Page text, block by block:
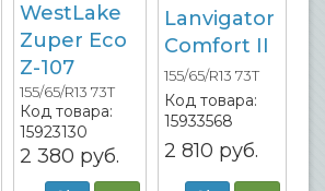
WestLake
Zuper Eco
Z-107
155/65/R13 73T
Код товара:
15923130
2 380 руб.
Lanvigator
Comfort II
155/65/R13 73T
Код товара:
15933568
2 810 руб.